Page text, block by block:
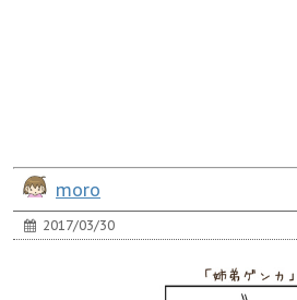
moro
2017/03/30